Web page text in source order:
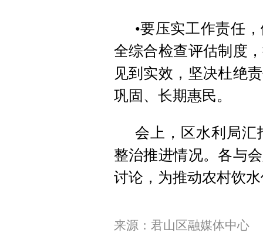
•要压实工作责任
全综合检查评估制度
见到实效，坚决杜绝
巩固、长期惠民。
会上，区水利局汇
整治推进情况。各与
讨论，为推动农村饮
来源：君山区融媒体中心